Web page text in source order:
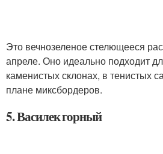
Это вечнозеленое стелющееся
апреле. Оно идеально подходит
каменистых склонах, в тенистых
плане миксбордеров.
5. Василек горный